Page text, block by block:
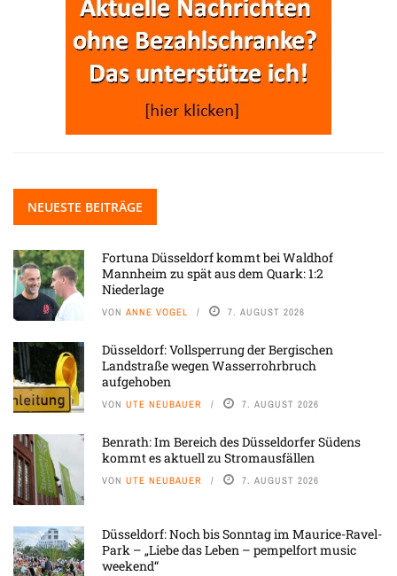
NEUESTE BEITRÄGE
Fortuna Düsseldorf kommt bei Waldhof
Mannheim zu spät aus dem Quark: 1:2
Niederlage
VON ANNE VOGEL 7. AUGUST 2026
Düsseldorf: Vollsperrung der Bergischen
Landstraße wegen Wasserrohrbruch
aufgehoben
VON UTE NEUBAUER 7. AUGUST 2026
Benrath: Im Bereich des Düsseldorfer Südens
kommt es aktuell zu Stromausfällen
VON UTE NEUBAUER 7. AUGUST 2026
Düsseldorf: Noch bis Sonntag im Maurice-Ravel-
Park – „Liebe das Leben – pempelfort music
weekend“